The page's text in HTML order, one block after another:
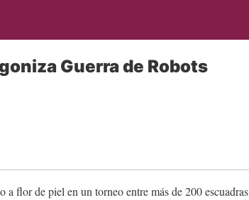
Guerra de Robots
a flor de piel en un torneo entre más de 200 escuadras